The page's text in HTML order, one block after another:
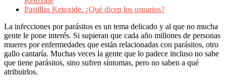
Pastillas Ketoxide. ¿Qué dicen los usuarios?
La infecciones por parásitos es un tema delicado y al que no mucha
gente le pone interés. Si supieran que cada año millones de personas
mueres por enfermedades que están relacionadas con parásitos, otro
gallo cantaría. Muchas veces la gente que lo padece incluso no sabe
que tiene parásitos, sino sufren síntomas, pero no saben a qué
atribuirlos.